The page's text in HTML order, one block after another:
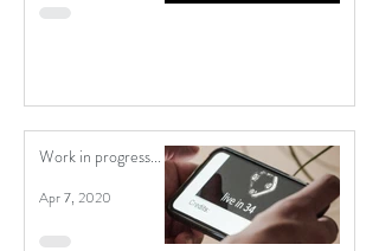
Work in progress...
Apr 7, 2020